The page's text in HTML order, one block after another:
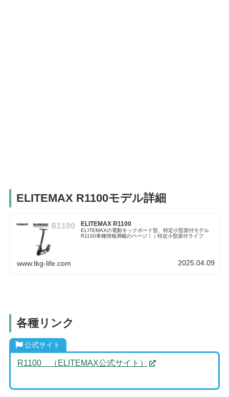
ELITEMAX R1100モデル詳細
ELITEMAX R1100
ELITEMAXの電動キックボード型、特定小型原付モデル
R1100車種情報満載のページ！｜特定小型原付ライフ
www.tkg-life.com 2025.04.09
各種リンク
公式サイト
R1100 （ELITEMAX公式サイト）